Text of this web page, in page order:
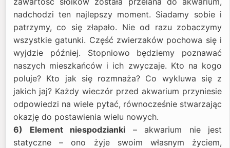
nadchodzi ten najlepszy moment. Siadamy sobie i
patrzymy, co się złapało. Nie od razu zobaczymy
wszystkie gatunki. Część zwierzaków pochowa się i
wyjdzie później. Stopniowo będziemy poznawać
naszych mieszkańców i ich zwyczaje. Kto na kogo
poluje? Kto jak się rozmnaża? Co wykluwa się z
jakich jaj? Każdy wieczór przed akwarium przyniesie
odpowiedzi na wiele pytać, równocześnie stwarzając
okazję do postawienia wielu nowych.
6) Element niespodzianki – akwarium nie jest
statyczne – ono żyje swoim własnym życiem,